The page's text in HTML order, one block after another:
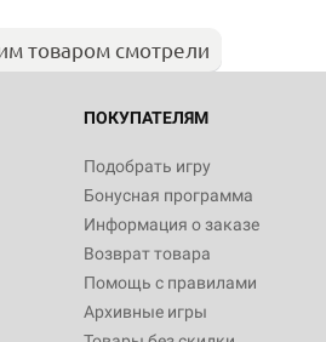
товаром смотрели
ПОКУПАТЕЛЯМ
Подобрать игру
Бонусная программа
Информация о заказе
Возврат товара
Помощь с правилами
Архивные игры